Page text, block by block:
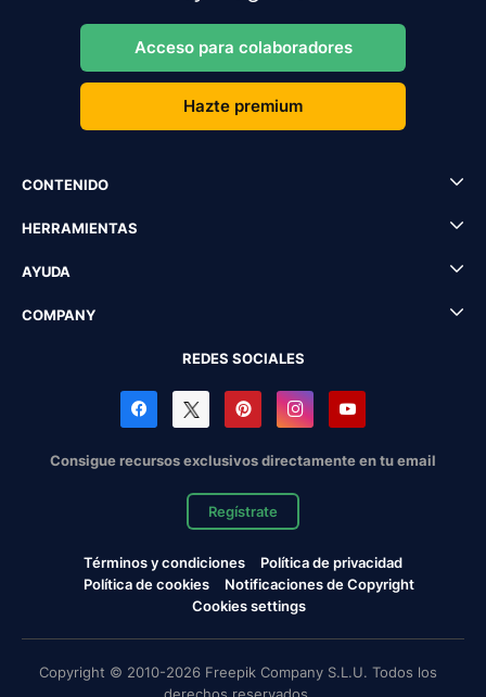
Acceso para colaboradores
Hazte premium
CONTENIDO
HERRAMIENTAS
AYUDA
COMPANY
REDES SOCIALES
Consigue recursos exclusivos directamente en tu email
Regístrate
Términos y condiciones
Política de privacidad
Política de cookies
Notificaciones de Copyright
Cookies settings
Copyright © 2010-2026 Freepik Company S.L.U. Todos los